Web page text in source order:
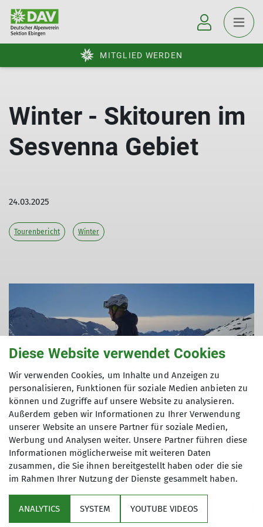
MITGLIED WERDEN
Winter - Skitouren im
Sesvenna Gebiet
24.03.2025
Tourenbericht Winter
© DAV Ebingen
/065 - Sektion
Ebingen/Artikel/Aktivitäten/2025/Winter -
25.03.24/InShot_20250322_215215353.mp4
Diese Website verwendet Cookies
Wir verwenden Cookies, um Inhalte und Anzeigen zu
personalisieren, Funktionen für soziale Medien anbieten zu
können und Zugriffe auf unsere Website zu analysieren.
Außerdem geben wir Informationen zu Ihrer Verwendung
unserer Website an unsere Partner für soziale Medien,
Werbung und Analysen weiter. Unsere Partner führen diese
Informationen möglicherweise mit weiteren Daten
zusammen, die Sie ihnen bereitgestellt haben oder die sie
im Rahmen Ihrer Nutzung der Dienste gesammelt haben.
ANALYTICS SYSTEM YOUTUBE VIDEOS